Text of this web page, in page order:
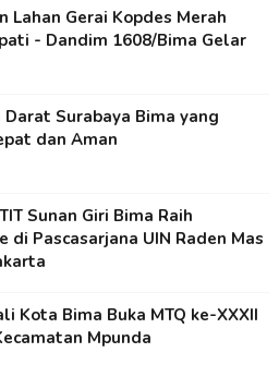
Lahan Gerai Kopdes Merah
- Dandim 1608/Bima Gelar
Darat Surabaya Bima yang
dan Aman
Sunan Giri Bima Raih
di Pascasarjana UIN Raden Mas
Kota Bima Buka MTQ ke-XXXII
Mpunda